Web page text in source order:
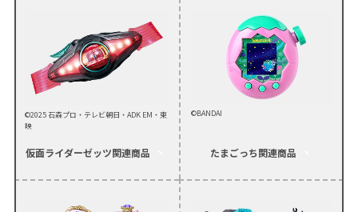
©2025 石森プロ・テレビ朝日・ADK EM・東
映
仮面ライダーゼッツ関連商品
©BANDAI
たまごっち関連商品